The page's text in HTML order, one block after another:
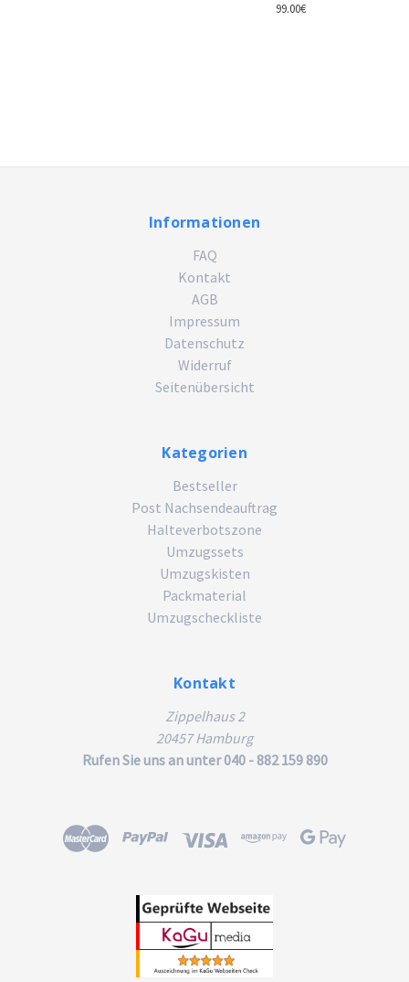
99.00€
Informationen
FAQ
Kontakt
AGB
Impressum
Datenschutz
Widerruf
Seitenübersicht
Kategorien
Bestseller
Post Nachsendeauftrag
Halteverbotszone
Umzugssets
Umzugskisten
Packmaterial
Umzugscheckliste
Kontakt
Zippelhaus 2
20457 Hamburg
Rufen Sie uns an unter 040 - 882 159 890